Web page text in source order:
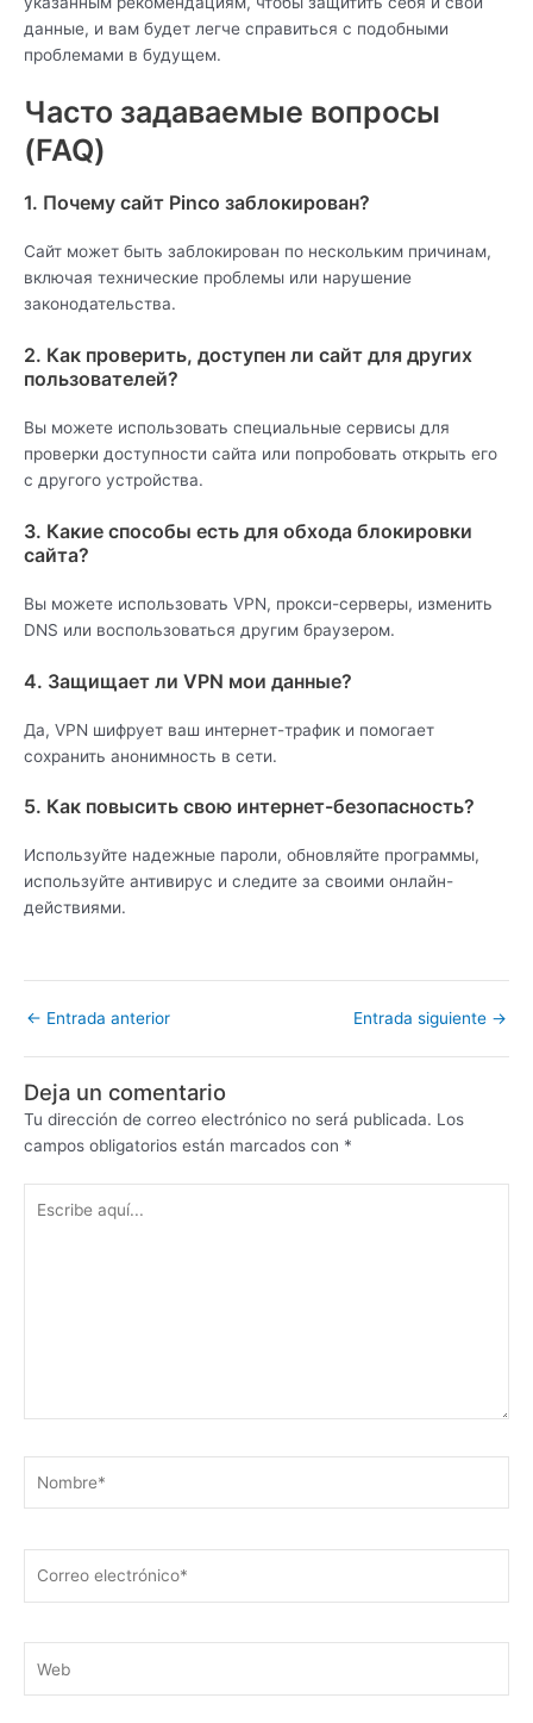
данные, и вам будет легче справиться с подобными
проблемами в будущем.
Часто задаваемые вопросы
(FAQ)
1. Почему сайт Pinco заблокирован?
Сайт может быть заблокирован по нескольким причинам,
включая технические проблемы или нарушение
законодательства.
2. Как проверить, доступен ли сайт для других
пользователей?
Вы можете использовать специальные сервисы для
проверки доступности сайта или попробовать открыть его
с другого устройства.
3. Какие способы есть для обхода блокировки
сайта?
Вы можете использовать VPN, прокси-серверы, изменить
DNS или воспользоваться другим браузером.
4. Защищает ли VPN мои данные?
Да, VPN шифрует ваш интернет-трафик и помогает
сохранить анонимность в сети.
5. Как повысить свою интернет-безопасность?
Используйте надежные пароли, обновляйте программы,
используйте антивирус и следите за своими онлайн-
действиями.
← Entrada anterior Entrada siguiente →
Deja un comentario
Tu dirección de correo electrónico no será publicada. Los
campos obligatorios están marcados con *
aquí...
electrónico*